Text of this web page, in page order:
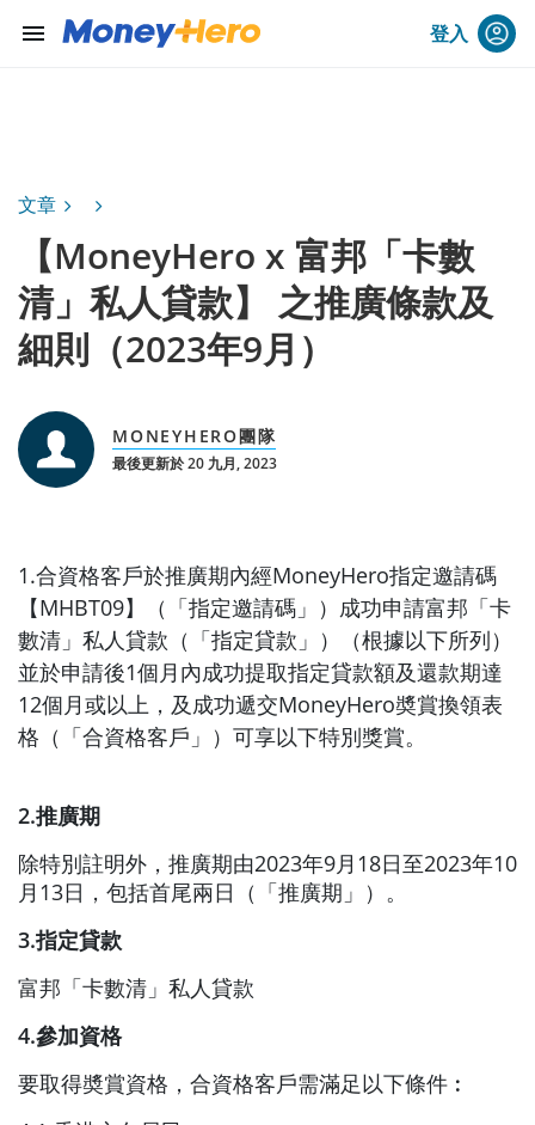
menu 登入
文章
【MoneyHero x 富邦「卡數
清」私人貸款】 之推廣條款及
細則（2023年9月）
MONEYHERO團隊
最後更新於 20 九月, 2023
1.合資格客戶於推廣期內經MoneyHero指定邀請碼
【MHBT09】（「指定邀請碼」）成功申請富邦「卡
數清」私人貸款（「指定貸款」）（根據以下所列）
並於申請後1個月內成功提取指定貸款額及還款期達
12個月或以上，及成功遞交MoneyHero奬賞換領表
格（「合資格客戶」）可享以下特別獎賞。
2.推廣期
除特別註明外，推廣期由2023年9月18日至2023年10
月13日，包括首尾兩日（「推廣期」）。
3.指定貸款
富邦「卡數清」私人貸款
4.參加資格
要取得奬賞資格，合資格客戶需滿足以下條件︰